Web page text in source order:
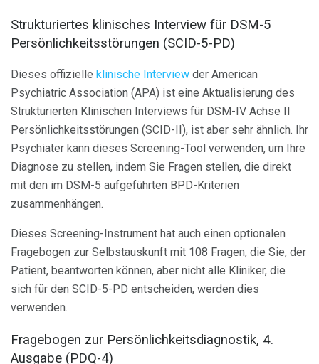
Strukturiertes klinisches Interview für DSM-5
Persönlichkeitsstörungen (SCID-5-PD)
Dieses offizielle klinische Interview der American
Psychiatric Association (APA) ist eine Aktualisierung des
Strukturierten Klinischen Interviews für DSM-IV Achse II
Persönlichkeitsstörungen (SCID-II), ist aber sehr ähnlich. Ihr
Psychiater kann dieses Screening-Tool verwenden, um Ihre
Diagnose zu stellen, indem Sie Fragen stellen, die direkt
mit den im DSM-5 aufgeführten BPD-Kriterien
zusammenhängen.
Dieses Screening-Instrument hat auch einen optionalen
Fragebogen zur Selbstauskunft mit 108 Fragen, die Sie, der
Patient, beantworten können, aber nicht alle Kliniker, die
sich für den SCID-5-PD entscheiden, werden dies
verwenden.
Fragebogen zur Persönlichkeitsdiagnostik, 4.
Ausgabe (PDQ-4)